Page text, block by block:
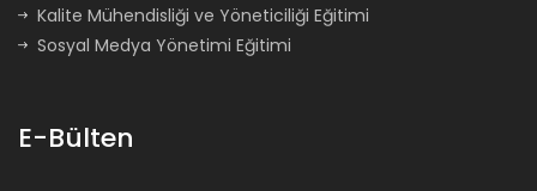
Kalite Mühendisliği ve Yöneticiliği Eğitimi
Sosyal Medya Yönetimi Eğitimi
E-Bülten